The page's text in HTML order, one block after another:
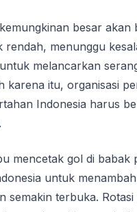
besar akan
rendah, menunggu
melancarkan
karena itu, organisasi
Indonesia harus
mencetak gol di babak
untuk
semakin terbuka. Rotasi